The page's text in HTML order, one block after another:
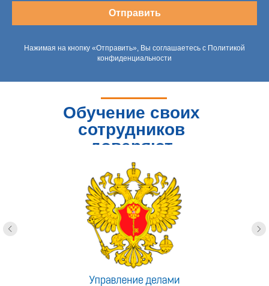
Отправить
Нажимая на кнопку «Отправить», Вы соглашаетесь с Политикой
конфиденциальности
Обучение своих
сотрудников
доверяют